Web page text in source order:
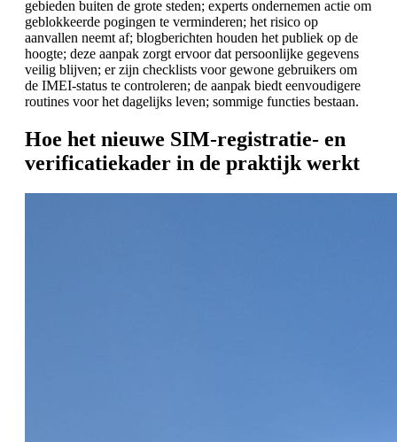
gebieden buiten de grote steden; experts ondernemen actie om
geblokkeerde pogingen te verminderen; het risico op
aanvallen neemt af; blogberichten houden het publiek op de
hoogte; deze aanpak zorgt ervoor dat persoonlijke gegevens
veilig blijven; er zijn checklists voor gewone gebruikers om
de IMEI-status te controleren; de aanpak biedt eenvoudigere
routines voor het dagelijks leven; sommige functies bestaan.
Hoe het nieuwe SIM-registratie- en
verificatiekader in de praktijk werkt